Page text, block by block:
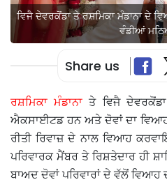
ਵਿਜੈ ਦੇਵਰਕੋਂਡਾ ਤੇ ਰਸ਼ਮਿਕਾ ਮੰਡਾਨਾ ਦੇ
ਵੰਡੀਆਂ
Share us
ਰਸ਼ਮਿਕਾ ਮੰਡਾਨਾ ਤੇ ਵਿਜੈ
ਐਕਸਾਈਟਡ ਹਨ ਅਤੇ ਦੋਵਾਂ ਦਾ
ਰੀਤੀ ਰਿਵਾਜ਼ ਦੇ ਨਾਲ ਵਿਆਹ
ਪਰਿਵਾਰਕ ਮੈਂਬਰ ਤੇ ਰਿਸ਼ਤੇਦਾਰ ਹੀ
ਬਾਅਦ ਦੋਵਾਂ ਪਰਿਵਾਰਾਂ ਦੇ ਵੱਲੋਂ